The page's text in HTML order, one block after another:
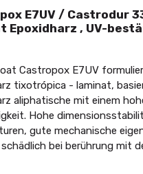
E7UV / Castrodur
Epoxidharz , UV-
Castropox E7UV
tixotrópica - laminat,
aliphatische mit einem
Hohe
gute mechanische
bei berührung mit